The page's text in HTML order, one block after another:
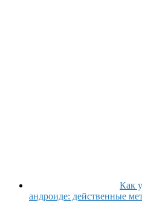
Как
андроиде: действенные